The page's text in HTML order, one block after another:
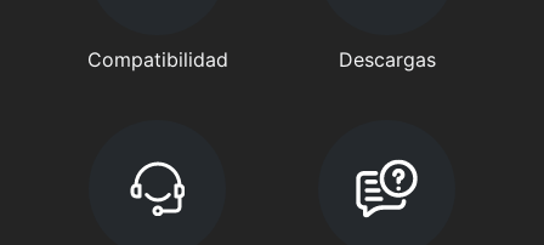
Compatibilidad Descargas